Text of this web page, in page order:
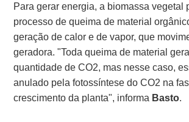
Para gerar energia, a biomassa vegetal
processo de queima de material
geração de calor e de vapor, que
geradora. "Toda queima de material
quantidade de CO2, mas nesse caso,
anulado pela fotossíntese do CO2 na
crescimento da planta", informa Basto.